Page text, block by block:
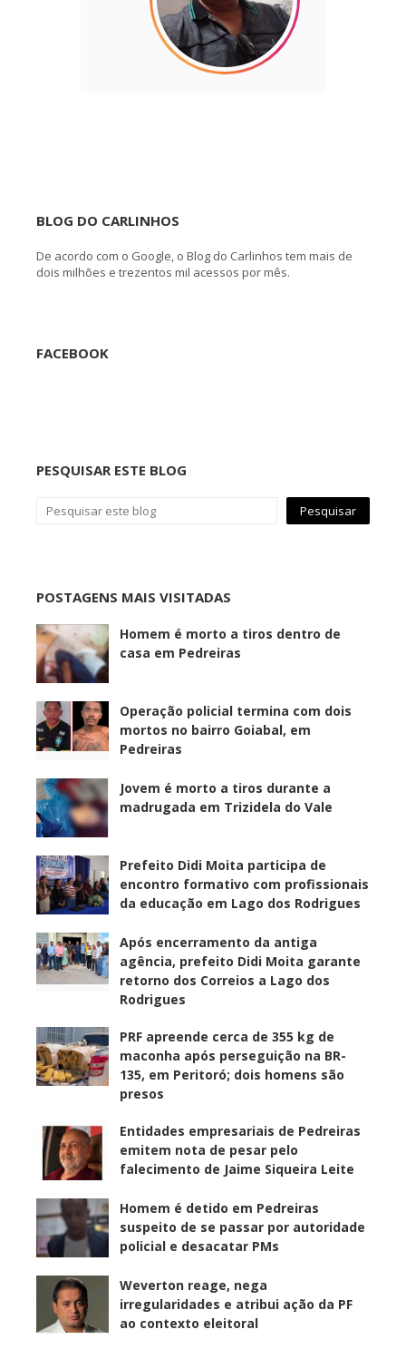
BLOG DO CARLINHOS
De acordo com o Google, o Blog do Carlinhos tem mais de
dois milhões e trezentos mil acessos por mês.
FACEBOOK
PESQUISAR ESTE BLOG
POSTAGENS MAIS VISITADAS
Homem é morto a tiros dentro de
casa em Pedreiras
Operação policial termina com dois
mortos no bairro Goiabal, em
Pedreiras
Jovem é morto a tiros durante a
madrugada em Trizidela do Vale
Prefeito Didi Moita participa de
encontro formativo com profissionais
da educação em Lago dos Rodrigues
Após encerramento da antiga
agência, prefeito Didi Moita garante
retorno dos Correios a Lago dos
Rodrigues
PRF apreende cerca de 355 kg de
maconha após perseguição na BR-
135, em Peritoró; dois homens são
presos
Entidades empresariais de Pedreiras
emitem nota de pesar pelo
falecimento de Jaime Siqueira Leite
Homem é detido em Pedreiras
suspeito de se passar por autoridade
policial e desacatar PMs
Weverton reage, nega
irregularidades e atribui ação da PF
ao contexto eleitoral